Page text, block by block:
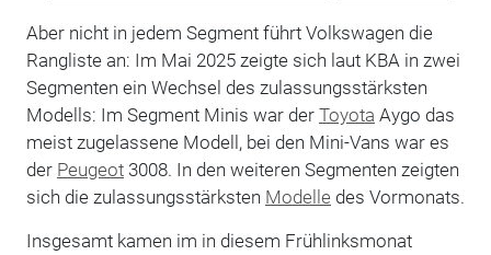
Aber nicht in jedem Segment führt Volkswagen die
Rangliste an: Im Mai 2025 zeigte sich laut KBA in zwei
Segmenten ein Wechsel des zulassungsstärksten
Modells: Im Segment Minis war der Toyota Aygo das
meist zugelassene Modell, bei den Mini-Vans war es
der Peugeot3008. In den weiteren Segmenten zeigten
sich die zulassungsstärksten Modelle des Vormonats.
Insgesamt kamen im in diesem Frühlinksmonat